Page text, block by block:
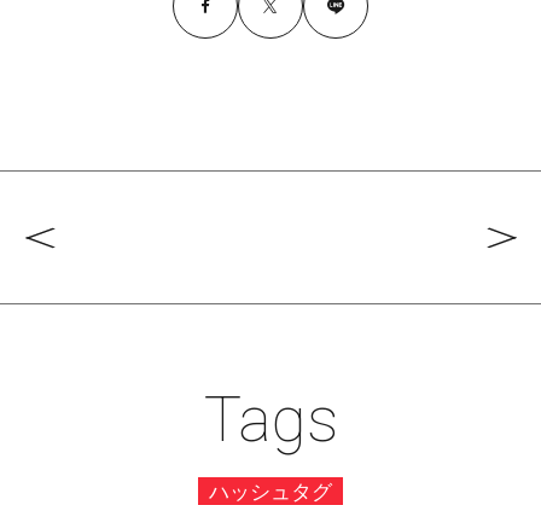
Tags
ハッシュタグ